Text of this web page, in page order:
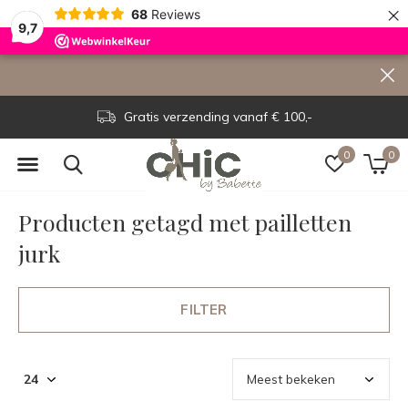
9,7
68 Reviews ×
0 0
Gratis verzending vanaf € 100,-
Producten getagd met pailletten
jurk
FILTER